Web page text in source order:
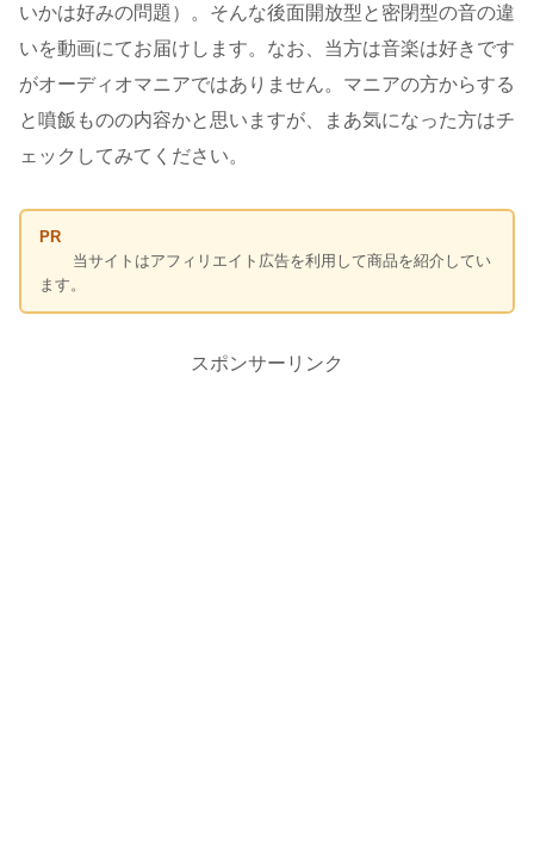
いかは好みの問題）。そんな後面開放型と密閉型の音の違
いを動画にてお届けします。なお、当方は音楽は好きです
がオーディオマニアではありません。マニアの方からする
と噴飯ものの内容かと思いますが、まあ気になった方はチ
ェックしてみてください。
PR
当サイトはアフィリエイト広告を利用して商品を紹介してい
ます。
スポンサーリンク